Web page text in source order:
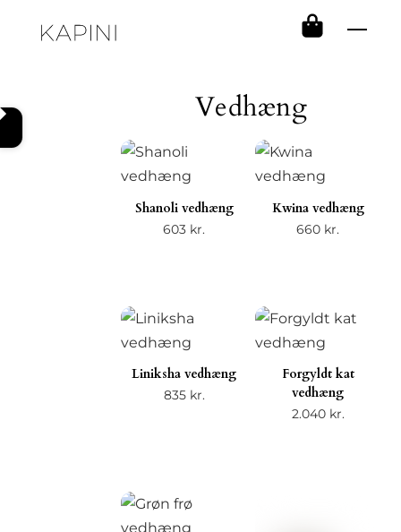
Vedhæng
Shanoli vedhæng
603 kr.
Kwina vedhæng
660 kr.
Liniksha vedhæng
835 kr.
Forgyldt kat
vedhæng
2.040 kr.